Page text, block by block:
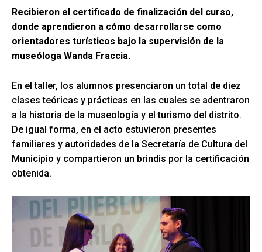
Recibieron el certificado de finalización del curso,
donde aprendieron a cómo desarrollarse como
orientadores turísticos bajo la supervisión de la
museóloga Wanda Fraccia.
En el taller, los alumnos presenciaron un total de diez
clases teóricas y prácticas en las cuales se adentraron
a la historia de la museología y el turismo del distrito.
De igual forma, en el acto estuvieron presentes
familiares y autoridades de la Secretaría de Cultura del
Municipio y compartieron un brindis por la certificación
obtenida.